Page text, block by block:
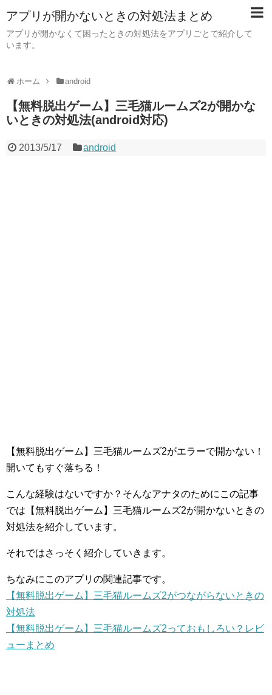
アプリが開かないときの対処法まとめ
アプリが開かなくて困ったときの対処法をアプリごとで紹介して
います。
ホーム android
【無料脱出ゲーム】三毛猫ルームズ2が開かな
いときの対処法(android対応)
2013/5/17 android
【無料脱出ゲーム】三毛猫ルームズ2がエラーで開かない！
開いてもすぐ落ちる！
こんな経験はないですか？そんなアナタのためにこの記事
では【無料脱出ゲーム】三毛猫ルームズ2が開かないときの
対処法を紹介しています。
それではさっそく紹介していきます。
ちなみにこのアプリの関連記事です。
【無料脱出ゲーム】三毛猫ルームズ2がつながらないときの
対処法
【無料脱出ゲーム】三毛猫ルームズ2っておもしろい？レビ
ューまとめ